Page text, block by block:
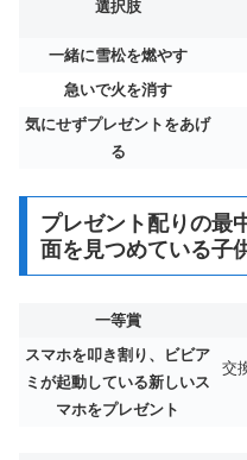
選択肢
一緒に雪松を燃やす
急いで火を消す
気にせずプレゼントをあげ
る
プレゼント配りの最
面を見つめている子
一等賞
スマホを叩き割り、ビビア
ミが起動している新しいス
マホをプレゼント
交